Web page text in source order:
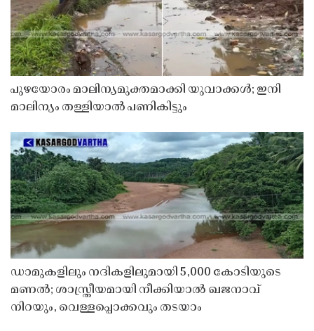
പുഴയോരം മാലിന്യമുക്തമാക്കി യുവാക്കൾ; ഇനി
മാലിന്യം തള്ളിയാൽ പണികിട്ടും
ഡാമുകളിലും നദികളിലുമായി 5,000 കോടിയുടെ
മണൽ; ശാസ്ത്രീയമായി നീക്കിയാൽ ഖജനാവ്
നിറയും, വെള്ളപ്പൊക്കവും തടയാം